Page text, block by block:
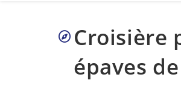
Croisière
épaves